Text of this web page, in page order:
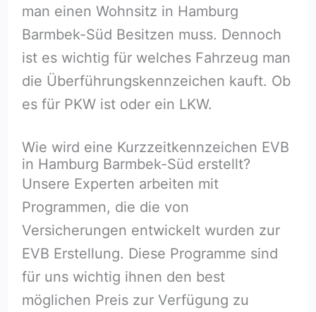
man einen Wohnsitz in Hamburg
Barmbek-Süd Besitzen muss. Dennoch
ist es wichtig für welches Fahrzeug man
die Überführungskennzeichen kauft. Ob
es für PKW ist oder ein LKW.
Wie wird eine Kurzzeitkennzeichen EVB
in Hamburg Barmbek-Süd erstellt?
Unsere Experten arbeiten mit
Programmen, die die von
Versicherungen entwickelt wurden zur
EVB Erstellung. Diese Programme sind
für uns wichtig ihnen den best
möglichen Preis zur Verfügung zu